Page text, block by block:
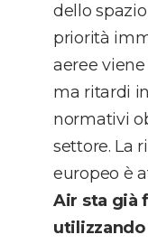
dello
priorità
aeree
ma ritardi
normativi
settore. La
europeo è
Air sta già